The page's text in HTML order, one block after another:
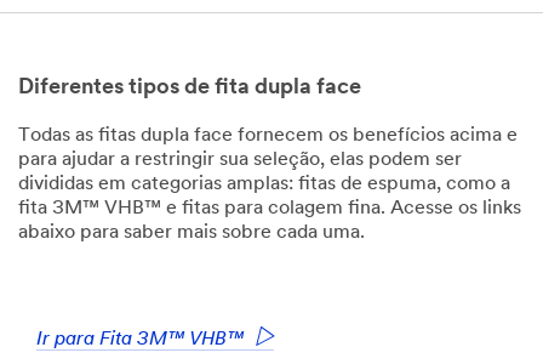
Diferentes tipos de fita dupla face
Todas as fitas dupla face fornecem os benefícios acima e
para ajudar a restringir sua seleção, elas podem ser
divididas em categorias amplas: fitas de espuma, como a
fita 3M™ VHB™ e fitas para colagem fina. Acesse os links
abaixo para saber mais sobre cada uma.
Ir para Fita 3M™ VHB™